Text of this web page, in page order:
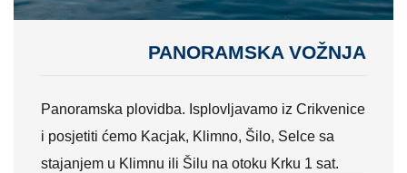
PANORAMSKA VOŽNJA
Panoramska plovidba. Isplovljavamo iz Crikvenice
i posjetiti ćemo Kacjak, Klimno, Šilo, Selce sa
stajanjem u Klimnu ili Šilu na otoku Krku 1 sat.